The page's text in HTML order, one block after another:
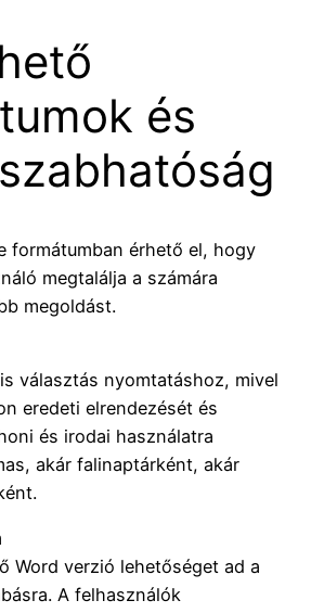
és
formátumban érhető el, hogy
megtalálja a számára
megoldást.
választás nyomtatáshoz, mivel
eredeti elrendezését és
és irodai használatra
akár falinaptárként, akár
Word verzió lehetőséget ad a
A felhasználók